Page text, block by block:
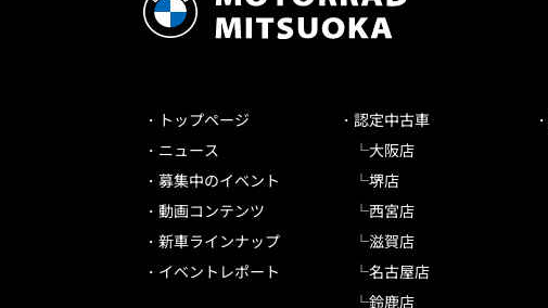
トップページ
ニュース
募集中のイベント
動画コンテンツ
新車ラインナップ
イベントレポート
認定中古車
大阪店
堺店
西宮店
滋賀店
名古屋店
鈴鹿店